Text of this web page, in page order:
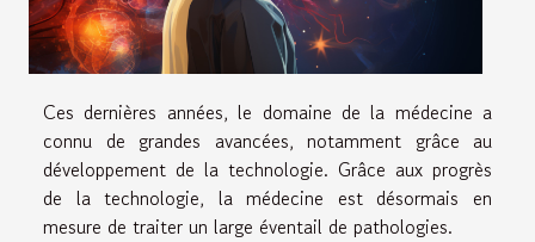
Ces dernières années, le domaine de la médecine a
connu de grandes avancées, notamment grâce au
développement de la technologie. Grâce aux progrès
de la technologie, la médecine est désormais en
mesure de traiter un large éventail de pathologies.